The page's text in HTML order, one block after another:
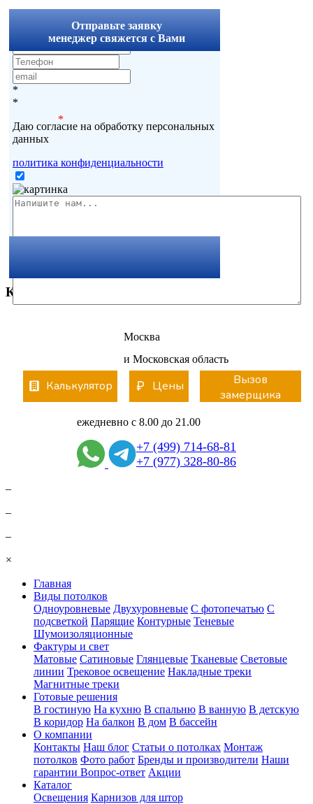
Отправьте заявку
менеджер свяжется с Вами
*
*
*
Даю согласие на обработку персональных
данных
политика конфиденциальности
Комментарии
Москва
и Московская область
Калькулятор Цены
Вызов
замерщика
ежедневно с 8.00 до 21.00
+7 (499) 714-68-81
+7 (977) 328-80-86
–
–
–
×
Главная
Виды потолков
Одноуровневые Двухуровневые С фотопечатью С
подсветкой Парящие Контурные Теневые
Шумоизоляционные
Фактуры и свет
Матовые Сатиновые Глянцевые Тканевые Световые
линии Трековое освещение Накладные треки
Магнитные треки
Готовые решения
В гостиную На кухню В спальню В ванную В детскую
В коридор На балкон В дом В бассейн
О компании
Контакты Наш блог Статьи о потолках Монтаж
потолков Фото работ Бренды и производители Наши
гарантии Вопрос-ответ Акции
Каталог
Освещения Карнизов для штор